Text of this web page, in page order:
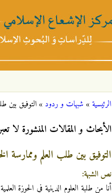
أنت هنا
الرئيسية» شبهات و ردود »التوفيق بين
الأبحاث و المقالات المنشورة لا
التوفيق بين طلب العلم وممارسة
نص الشبهة:
أنا من طلبة العلوم الدينية في الحوزة